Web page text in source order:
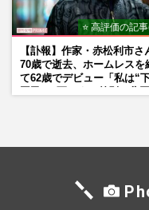
⭐ 高評価の記
【訃報】作家・赤松利市さ
70歳で逝去、ホームレスを
て62歳でデビュー「私は“